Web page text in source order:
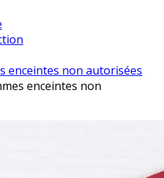
enceintes non autorisées
enceintes non